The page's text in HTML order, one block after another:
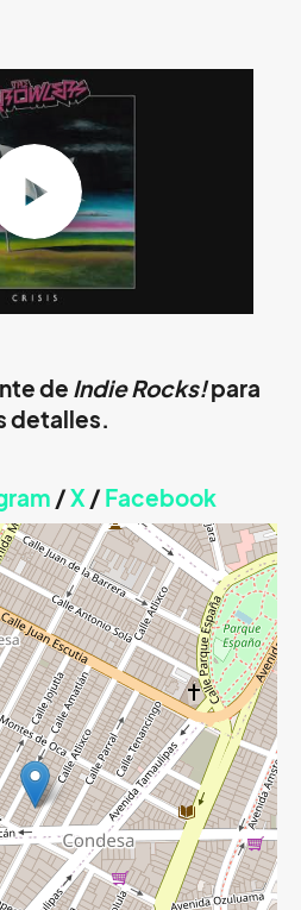
de Indie Rocks!para
detalles.
/X / Facebook